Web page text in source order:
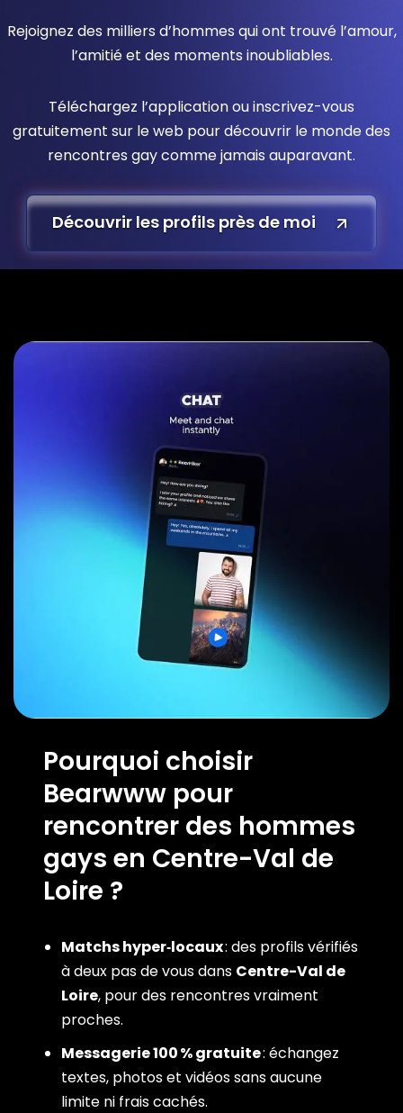
Rejoignez des milliers d’hommes qui ont trouvé l’amour,
l’amitié et des moments inoubliables.
Téléchargez l’application ou inscrivez-vous
gratuitement sur le web pour découvrir le monde des
rencontres gay comme jamais auparavant.
Découvrir les profils près de moi
Pourquoi choisir
Bearwww pour
rencontrer des hommes
gays en Centre-Val de
Loire ?
Matchs hyper‑locaux: des profils vérifiés
à deux pas de vous dans Centre-Val de
Loire, pour des rencontres vraiment
proches.
Messagerie 100 % gratuite: échangez
textes, photos et vidéos sans aucune
limite ni frais cachés.